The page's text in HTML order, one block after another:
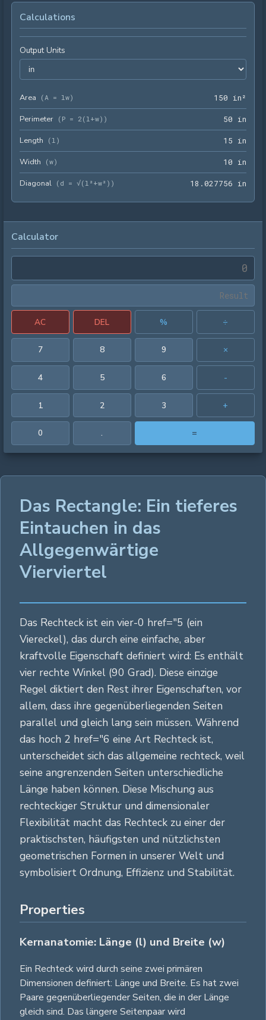
Calculations
Output Units
Area ( A = lw) 1 50 in²
Perimeter ( P = 2(l+w) ) 50 in
Length ( l ) 1 5 in
Width (w) 10 in
Diagonal ( d = √(l²+w²) ) 1 8 .027756 in
Calculator
AC DEL % ÷
7 8 9 ×
4 5 6 -
1 2 3 +
0 . =
Das Rectangle: Ein tieferes
Eintauchen in das
Allgegenwärtige
Vierviertel
Das Rechteck ist ein vier-0 href="5 (ein
Viereckel), das durch eine einfache, aber
kraftvolle Eigenschaft definiert wird: Es enthält
vier rechte Winkel (90 Grad). Diese einzige
Regel diktiert den Rest ihrer Eigenschaften, vor
allem, dass ihre gegenüberliegenden Seiten
parallel und gleich lang sein müssen. Während
das hoch 2 href="6 eine Art Rechteck ist,
unterscheidet sich das allgemeine rechteck, weil
seine angrenzenden Seiten unterschiedliche
Länge haben können. Diese Mischung aus
rechteckiger Struktur und dimensionaler
Flexibilität macht das Rechteck zu einer der
praktischsten, häufigsten und nützlichsten
geometrischen Formen in unserer Welt und
symbolisiert Ordnung, Effizienz und Stabilität.
Properties
Kernanatomie: Länge (l) und Breite (w)
Ein Rechteck wird durch seine zwei primären
Dimensionen definiert: Länge und Breite. Es hat zwei
Paare gegenüberliegender Seiten, die in der Länge
gleich sind. Das längere Seitenpaar wird